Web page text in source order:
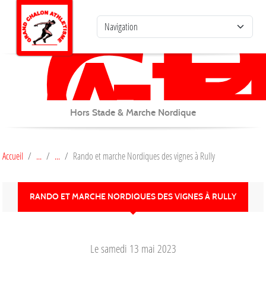
Hors Stade & Marche Nordique
Accueil Rando et marche Nordiques des vignes à Rully
RANDO ET MARCHE NORDIQUES DES VIGNES À RULLY
Lesamedi 13 mai 2023
Panneau de gestion des cookies